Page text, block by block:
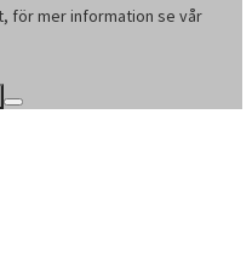
för mer information se vår